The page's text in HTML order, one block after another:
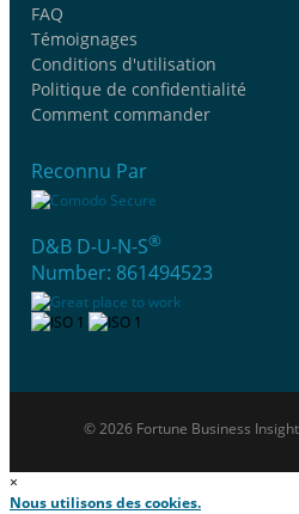
FAQ
Témoignages
Conditions d'utilisation
Politique de confidentialité
Comment commander
Reconnu Par
D&B D-U-N-S®
Number: 861494523
© 2026 Fortune Business
×
Nous utilisons des cookies.